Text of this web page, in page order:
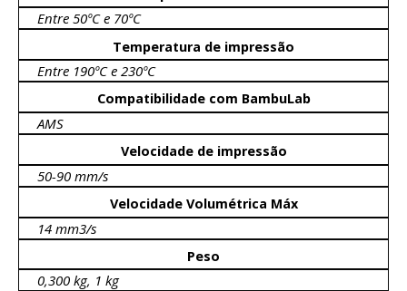
Entre 50ºC e 70ºC
Temperatura de impressão
Entre 190ºC e 230ºC
Compatibilidade com BambuLab
AMS
Velocidade de impressão
50-90 mm/s
Velocidade Volumétrica Máx
14 mm3/s
Peso
0,300 kg, 1 kg